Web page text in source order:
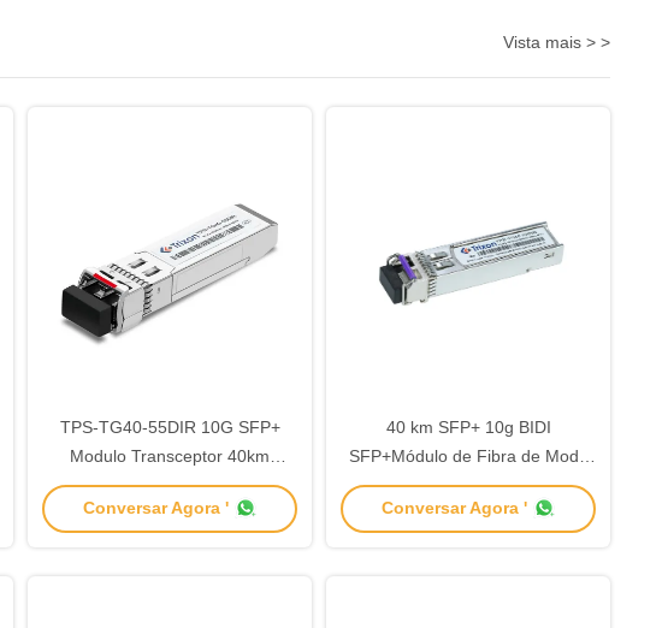
Vista mais > >
TPS-TG40-55DIR 10G SFP+
Modulo Transceptor 40km
1550nm-EML
Conversar Agora '
40 km SFP+ 10g BIDI
SFP+Módulo de Fibra de Modo
Único 10gbe LC
Conversar Agora '